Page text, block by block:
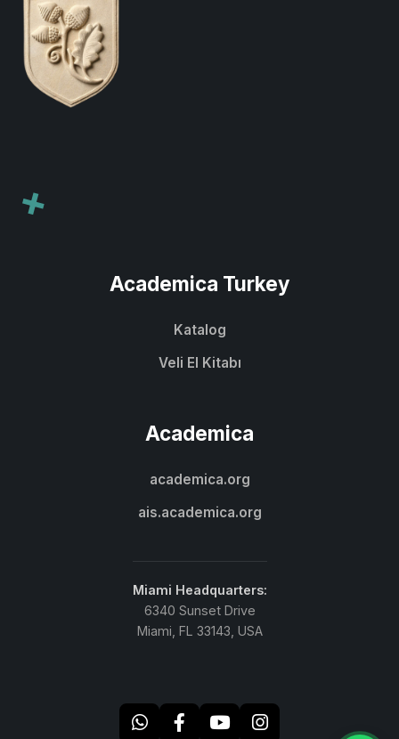
+
Academica Turkey
Katalog
Veli El Kitabı
Academica
academica.org
ais.academica.org
Miami Headquarters:
6340 Sunset Drive
Miami, FL 33143, USA